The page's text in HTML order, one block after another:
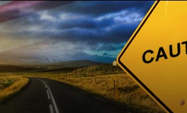
Торговые платформы
Партнерам